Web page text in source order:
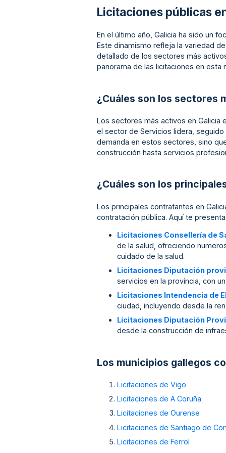
Licitaciones públicas
En el último año, Galicia ha sido un
Este dinamismo refleja la variedad
detallado de los sectores más
panorama de las licitaciones en esta
¿Cuáles son los sectores
Los sectores más activos en Galicia
el sector de Servicios lidera,
demanda en estos sectores, sino
construcción hasta servicios
¿Cuáles son los
Los principales contratantes en
contratación pública. Aquí te
Licitaciones Consellería de
de la salud, ofreciendo
cuidado de la salud.
Licitaciones Diputación
servicios en la provincia, con
Licitaciones Intendencia de
ciudad, incluyendo desde la
Licitaciones Diputación
desde la construcción de
Los municipios gallegos
Licitaciones de Vigo
Licitaciones de A Coruña
Licitaciones de Ourense
Licitaciones de Santiago de
Licitaciones de Ferrol